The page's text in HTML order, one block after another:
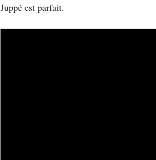
Juppé est parfait.